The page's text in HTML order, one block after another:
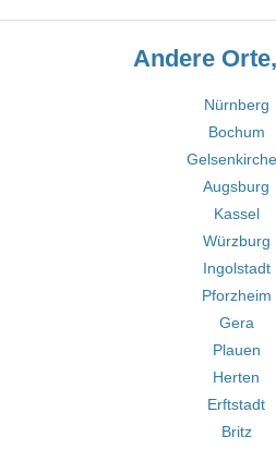
Andere
Nürnberg
Bochum
Augsburg
Kassel
Würzburg
Ingolstadt
Pforzheim
Gera
Plauen
Herten
Erftstadt
Britz